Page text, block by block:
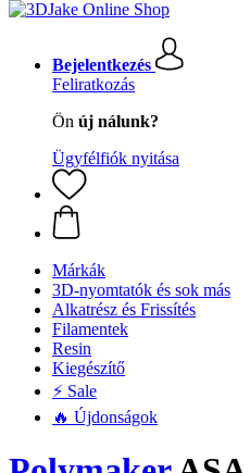
Bejelentkezés
Feliratkozás
Ön új nálunk?
Ügyfélfiók nyitása
Márkák
3D-nyomtatók és sok más
Alkatrész és Frissítés
Filamentek
Resin
Kiegészítő
⚡ Sale
🔥 Újdonságok